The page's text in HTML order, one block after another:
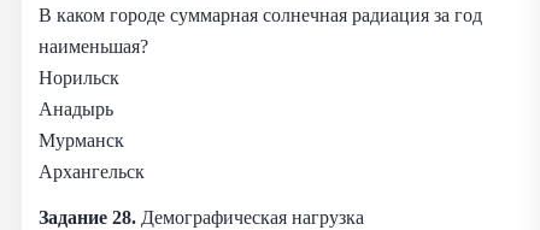
В каком городе суммарная солнечная радиация за год
наименьшая?
Норильск
Анадырь
Мурманск
Архангельск
Задание 28. Демографическая нагрузка